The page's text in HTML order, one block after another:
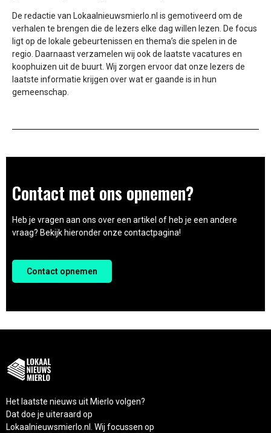
De redactie van Lokaalnieuwsmierlo.nl is gemotiveerd om de
verhalen te brengen die de lezers elke dag willen lezen. De focus
ligt op de lokale gebeurtenissen en thema’s die spelen in de
regio. Daarnaast verzamelen wij ook de laatste vacatures en
koophuizen uit de buurt. Wij zorgen ervoor dat onze lezers de
laatste informatie krijgen over wat er gaande is in hun
gemeenschap.
Contact met ons opnemen?
Heb je vragen aan ons over een artikel of heb je een andere
vraag? Bekijk hieronder onze contactpagina!
Contact opnemen
Het laatste nieuws uit Mierlo volgen?
Dat doe je uiteraard op
Lokaalnieuwsmierlo.nl. Wij focussen op